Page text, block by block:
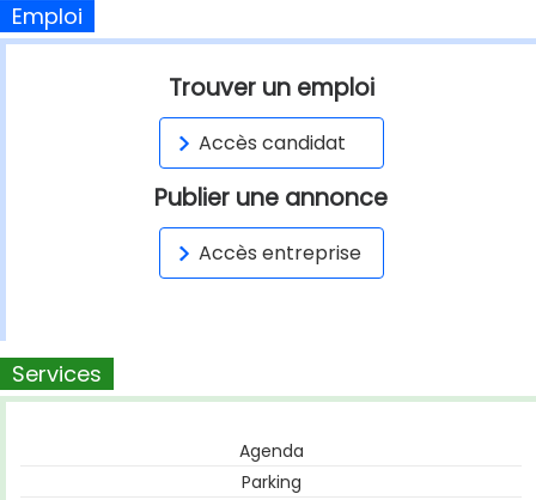
Emploi
Trouver un emploi
Accès candidat
Publier une annonce
Accès entreprise
Services
Agenda
Parking